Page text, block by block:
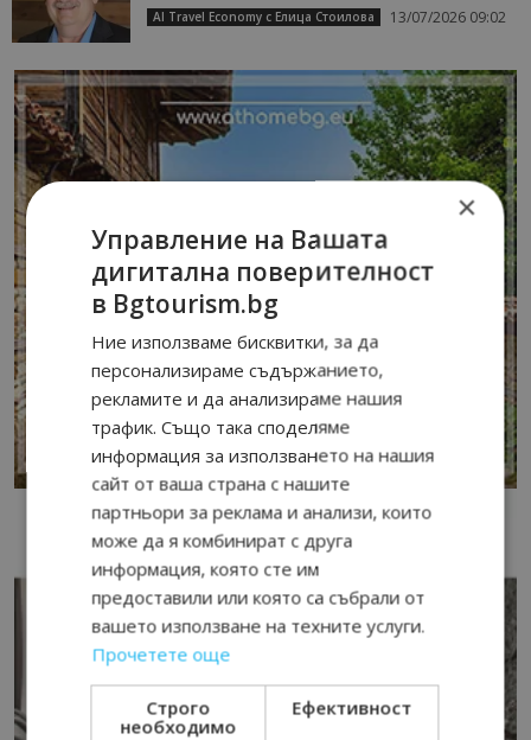
AI Travel Economy с Елица Стоилова 13/07/2026 09:02
×
Управление на Вашата
дигитална поверителност
в Bgtourism.bg
Ние използваме бисквитки, за да
персонализираме съдържанието,
рекламите и да анализираме нашия
трафик. Също така споделяме
информация за използването на нашия
сайт от ваша страна с нашите
партньори за реклама и анализи, които
може да я комбинират с друга
информация, която сте им
предоставили или която са събрали от
вашето използване на техните услуги.
Прочетете още
Строго
необходимо
Ефективност